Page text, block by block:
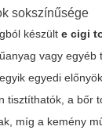
sokszínűsége
készült e cigi
vagy egyéb
egyedi
tisztíthatók, a bőr
míg a kemény